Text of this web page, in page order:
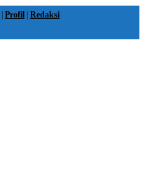
Profil Redaksi